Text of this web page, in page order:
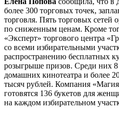
более 300 торговых точек,
торговля. Пять торговых сетей
по сниженным ценам. Кроме
«Эксперт» торгового центра
со всеми избирательными
распространению бесплатных
розыгрыше призов. Среди них
домашних кинотеатра и более
тысяч рублей. Компания
готовятся 136 букетов для
на каждом избирательном